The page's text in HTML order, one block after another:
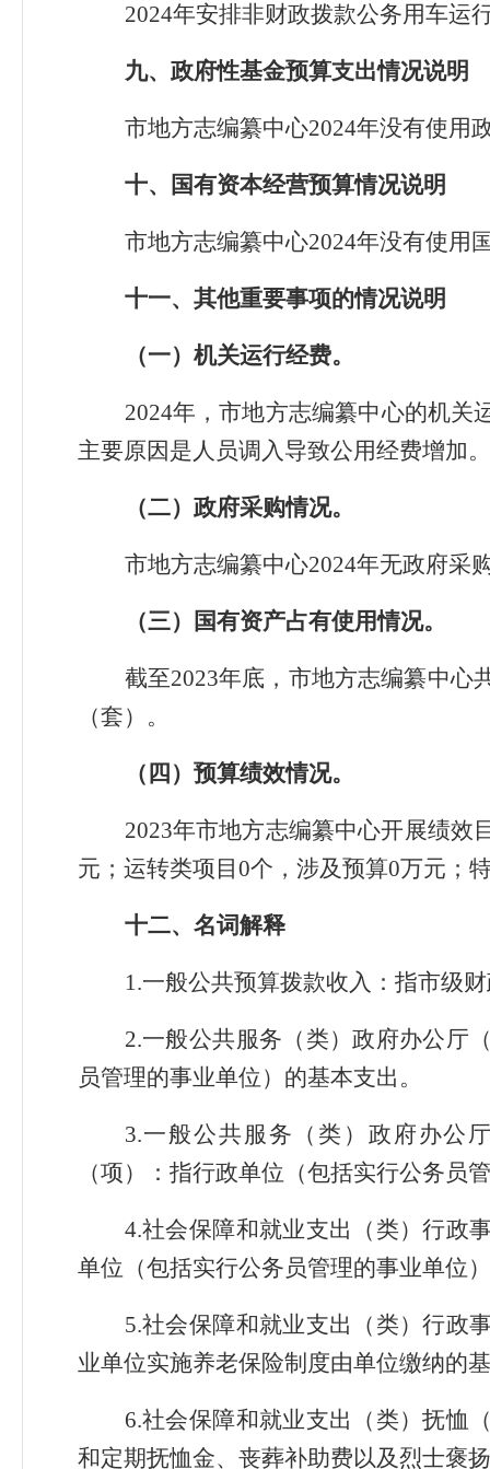
2024年安排非财政拨款公务用车运
九、政府性基金预算支出情况说明
市地方志编纂中心2024年没有使用
十、国有资本经营预算情况说明
市地方志编纂中心2024年没有使用
十一、其他重要事项的情况说明
（一）机关运行经费。
2024年，市地方志编纂中心的机关
主要原因是人员调入导致公用经费增加。
（二）政府采购情况。
市地方志编纂中心2024年无政府采
（三）国有资产占有使用情况。
截至2023年底，市地方志编纂中心
（套）。
（四）预算绩效情况。
2023年市地方志编纂中心开展绩效
元；运转类项目0个，涉及预算0万元；
十二、名词解释
1.一般公共预算拨款收入：指市级
2.一般公共服务（类）政府办公厅
员管理的事业单位）的基本支出。
3.一般公共服务（类）政府办公
（项）：指行政单位（包括实行公务
4.社会保障和就业支出（类）行政
单位（包括实行公务员管理的事业单位
5.社会保障和就业支出（类）行政
业单位实施养老保险制度由单位缴纳的
6.社会保障和就业支出（类）抚恤
和定期抚恤金、丧葬补助费以及烈士褒